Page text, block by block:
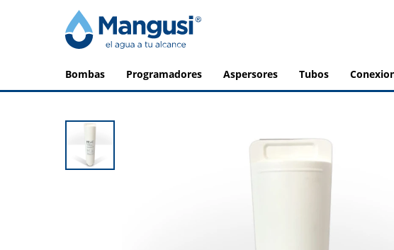
bombas programadores aspersores tubos